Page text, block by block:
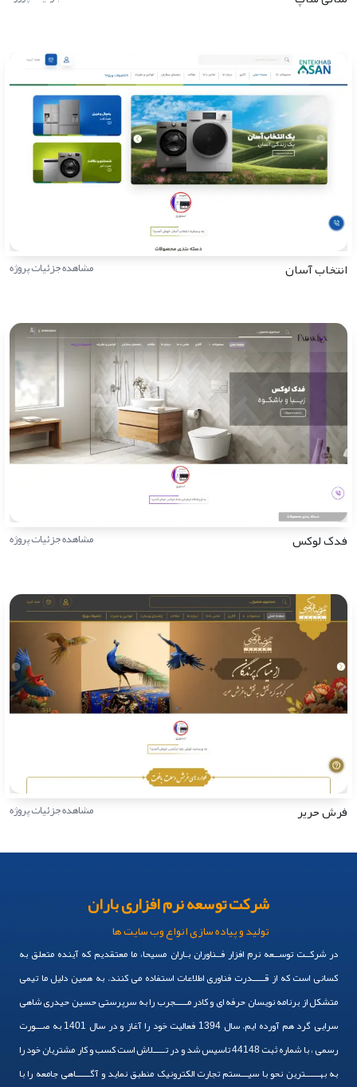
انتخاب آسان مشاهده جزئیات پروژه
فدک لوکس مشاهده جزئیات پروژه
فرش حریر مشاهده جزئیات پروژه
شرکت توسعه نرم افزاری باران
تولید و پیاده سازی انواع وب سایت ها
در شرکــت توســعه نرم افزار فــناوران بـاران مسیحا، ما معتقدیم که آینده متعلق به
کسانی است که از قـــــدرت فناوری اطلاعات استفاده می کنند. به همین دلیل ما تیمی
متشکل از برنامه نویسان حرفه ای و کادر مـــــجرب را به سرپرستی حسین حیدری شاهی
سرایی گرد هم آورده ایم. سال 1394 فعالیت خود را آغاز و در سال 1401 به صـــورت
رسمی ، با شماره ثبت 44148 تاسیس شد و در تـــــلاش است کسب و کار مشتریان خود را
به بهــــــترین نحو با سیـــستم تجارت الکترونیک منطبق نماید و آگــــــاهی جامعه را با